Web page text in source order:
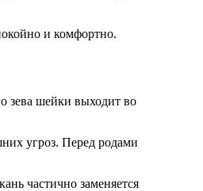
и комфортно.
зева шейки выходит во
угроз. Перед родами
частично заменяется